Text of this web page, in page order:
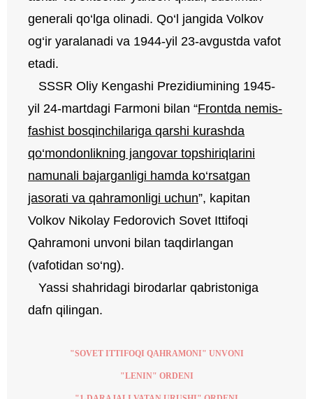
generali qo‘lga olinadi. Qo‘l jangida Volkov
og‘ir yaralanadi va 1944-yil 23-avgustda vafot
etadi.
SSSR Oliy Kengashi Prezidiumining 1945-
yil 24-martdagi Farmoni bilan “Frontda nemis-
fashist bosqinchilariga qarshi kurashda
qo‘mondonlikning jangovar topshiriqlarini
namunali bajarganligi hamda ko‘rsatgan
jasorati va qahramonligi uchun”, kapitan
Volkov Nikolay Fedorovich Sovet Ittifoqi
Qahramoni unvoni bilan taqdirlangan
(vafotidan so‘ng).
Yassi shahridagi birodarlar qabristoniga
dafn qilingan.
"SOVET ITTIFOQI QAHRAMONI" UNVONI
"LENIN" ORDENI